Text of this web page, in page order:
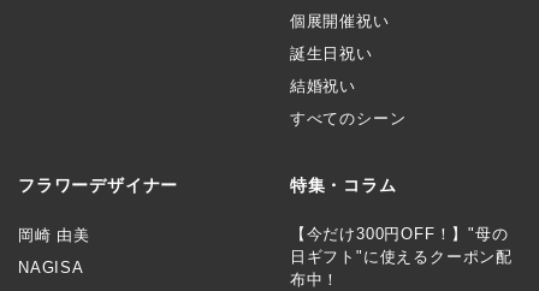
個展開催祝い
誕生日祝い
結婚祝い
すべてのシーン
フラワーデザイナー
岡崎 由美
NAGISA
特集・コラム
【今だけ300円OFF！】"母の
日ギフト"に使えるクーポン配
布中！